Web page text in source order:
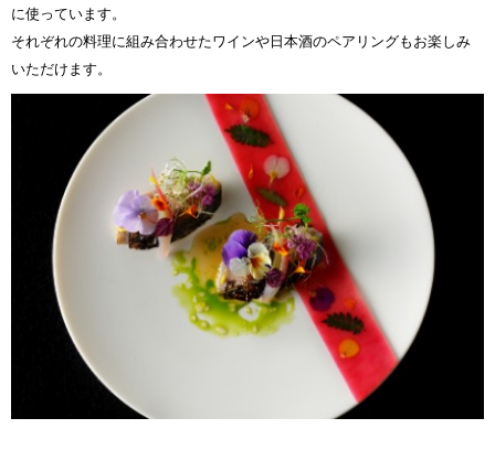
に使っています。
それぞれの料理に組み合わせたワインや日本酒のペアリングもお楽しみ
いただけます。